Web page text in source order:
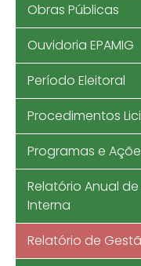
Obras Públicas
Ouvidoria EPAMIG
Período Eleitoral
Procedimentos
Programas e
Relatório Anual
Interna
Relatório de